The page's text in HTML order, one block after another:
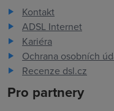
Kontakt
ADSL Internet
Kariéra
Ochrana osobních
Recenze dsl.cz
Pro partnery